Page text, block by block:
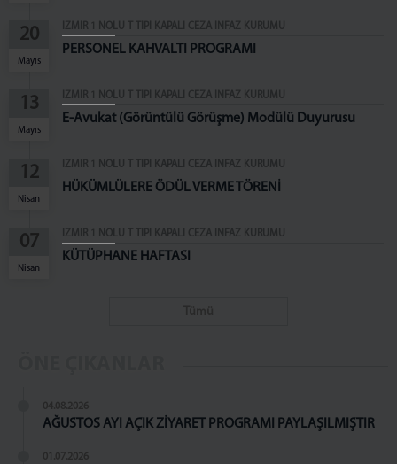
ZİYARET BİLGİLENDİRME
ZİYARET YÖNETMELİĞİ
Cenazeye Katılım ve Hasta Ziyareti İçin
Doldurulacak Dilekçe Örneği
KAMPÜS CİK
İZMİR AÇIK CEZA İNFAZ KURUMU
İZMİR 1 NOLU KAPALI CİK
İZMİR 3 NOLU KAPALI CİK
İZMİR 4 NOLU KAPALI CİK
Uyap Şifre Alma Video
20
Mayıs
İZMİR 1 NOLU T TİPİ KAPALI CEZA İNFAZ KURUMU
PERSONEL KAHVALTI PROGRAMI
13
Mayıs
İZMİR 1 NOLU T TİPİ KAPALI CEZA İNFAZ KURUMU
E-Avukat (Görüntülü Görüşme) Modülü Duyurusu
12
Nisan
İZMİR 1 NOLU T TİPİ KAPALI CEZA İNFAZ KURUMU
HÜKÜMLÜLERE ÖDÜL VERME TÖRENİ
07
Nisan
İZMİR 1 NOLU T TİPİ KAPALI CEZA İNFAZ KURUMU
KÜTÜPHANE HAFTASI
04.08.2026
AĞUSTOS AYI AÇIK ZİYARET PROGRAMI PAYLAŞILMIŞTIR
01.07.2026